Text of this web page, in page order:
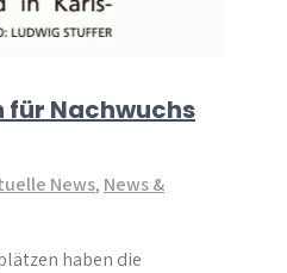
für Nachwuchs
News, News &
haben die